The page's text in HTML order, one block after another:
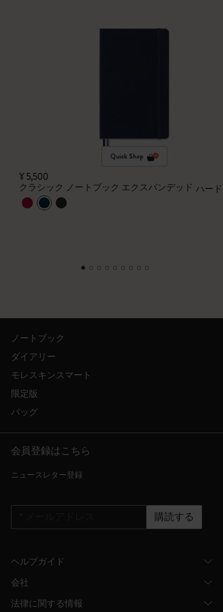
Quick Shop
¥ 5,500
クラシック ノートブック エクスパンデッド ハー
ノートブック
ダイアリー
モレスキンスマート
限定版
バッグ
会員登録はこちら
ニュースレター登録
購読する
ヘルプガイド
会社
法律に関する情報